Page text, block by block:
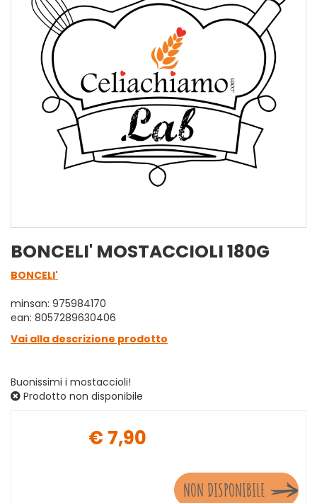
BONCELI' MOSTACCIOLI 180G
BONCELI'
minsan: 975984170
ean: 8057289630406
Vai alla descrizione prodotto
Buonissimi i mostaccioli!
Prodotto non disponibile
€ 7,90
NON DISPONIBILE